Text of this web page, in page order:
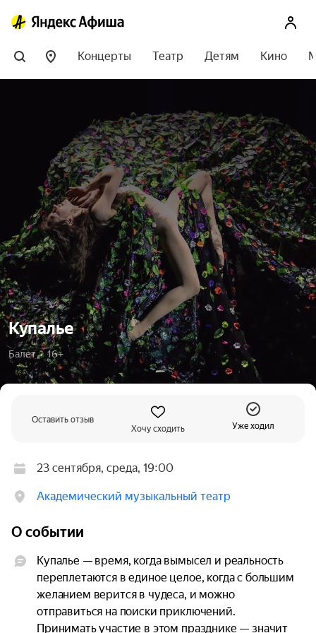
Концерты Театр Детям Кино
Купалье
Балет  •  16+
Оставить отзыв
Хочу сходить
Уже ходил
23 сентября, среда, 19:00
Академический музыкальный театр
О событии
Купалье — время, когда вымысел и реальность
переплетаются в единое целое, когда с большим
желанием верится в чудеса, и можно
отправиться на поиски приключений.
Принимать участие в этом празднике — значит